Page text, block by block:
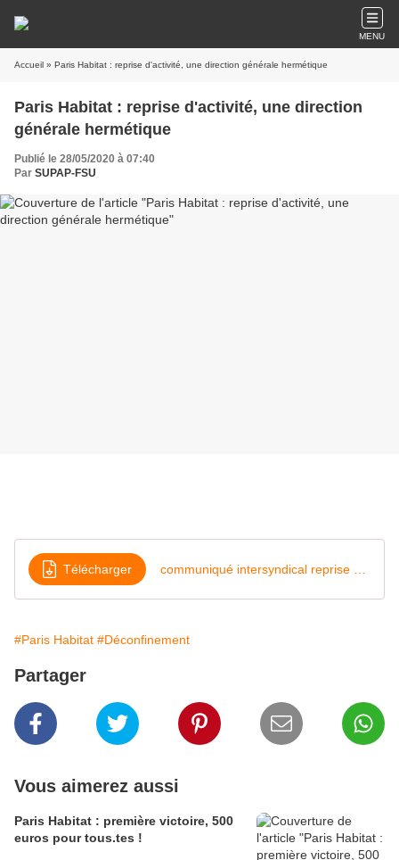
MENU
Accueil » Paris Habitat : reprise d'activité, une direction générale hermétique
Paris Habitat : reprise d'activité, une direction
générale hermétique
Publié le 28/05/2020 à 07:40
Par SUPAP-FSU
Télécharger
#Paris Habitat #Déconfinement
Partager
Vous aimerez aussi
Paris Habitat : première victoire, 500
euros pour tous.tes !